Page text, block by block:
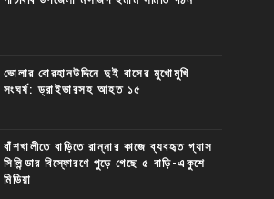
ভোলার বোরহানউদ্দিনে দুই বাসের মুখোমুখি
সংঘর্ষ: ড্রাইভারসহ আহত ১৫
বাঁশখালীতে বাড়িতে রান্নার কাজে ব্যবহৃত গ্যাস
সিলিন্ডার বিস্ফোরণে পুড়ে গেছে ৫ বাড়ি-একুশে
মিডিয়া